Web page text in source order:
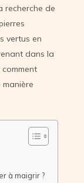
recherche de
vertus en
dans la
à maigrir ?